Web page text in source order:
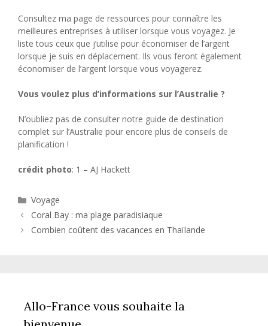
Consultez ma page de ressources pour connaître les
meilleures entreprises à utiliser lorsque vous voyagez. Je
liste tous ceux que j’utilise pour économiser de l’argent
lorsque je suis en déplacement. Ils vous feront également
économiser de l’argent lorsque vous voyagerez.
Vous voulez plus d’informations sur l’Australie ?
N’oubliez pas de consulter notre guide de destination
complet sur l’Australie pour encore plus de conseils de
planification !
crédit photo: 1 – AJ Hackett
Catégories
Voyage
Coral Bay : ma plage paradisiaque
Combien coûtent des vacances en Thaïlande
Allo-France vous souhaite la